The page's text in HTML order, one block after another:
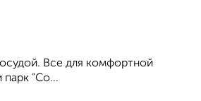
Все для комфортной
парк "Со...